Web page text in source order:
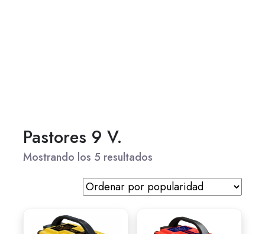
Pastores 9 V.
Mostrando los 5 resultados